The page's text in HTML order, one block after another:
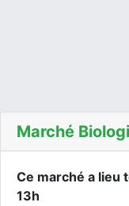
Marché
Ce marché a lieu
13h